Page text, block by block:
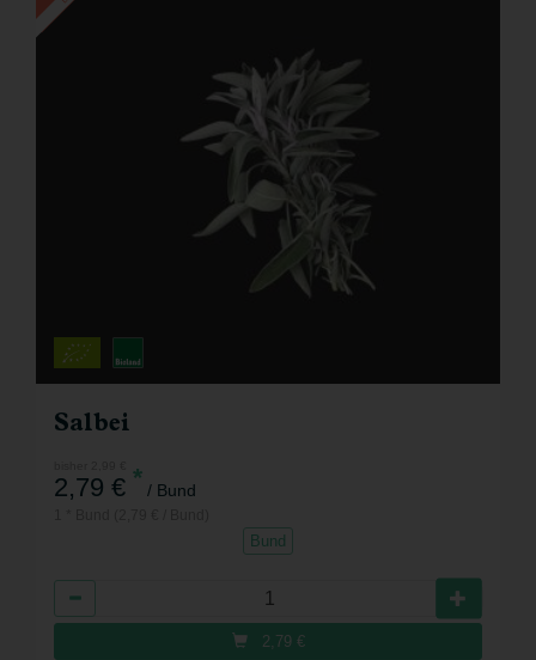
Salbei
2,79 € * / Bund
Bund
2,79 €